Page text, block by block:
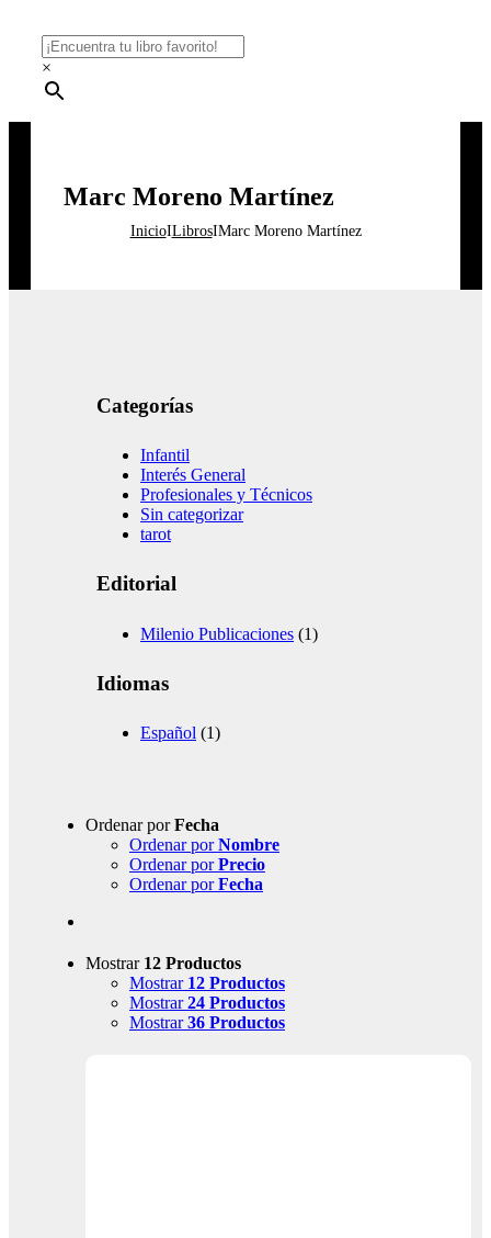
×
Marc Moreno Martínez
InicioILibrosIMarc Moreno Martínez
Categorías
Infantil
Interés General
Profesionales y Técnicos
Sin categorizar
tarot
Editorial
Milenio Publicaciones (1)
Idiomas
Español (1)
Ordenar porFecha
Ordenar porNombre
Ordenar porPrecio
Ordenar porFecha
Mostrar 12 Productos
Mostrar 12 Productos
Mostrar24 Productos
Mostrar36 Productos